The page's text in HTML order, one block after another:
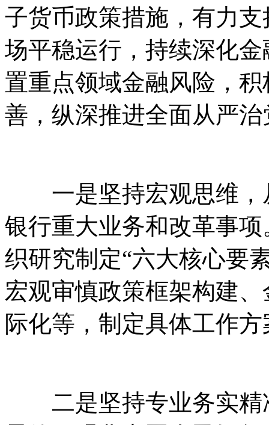
子货币政策措施，有力
场平稳运行，持续深化
置重点领域金融风险，
善，纵深推进全面从严
一是坚持宏观思维，
银行重大业务和改革事
织研究制定“六大核心要
宏观审慎政策框架构建
际化等，制定具体工作
二是坚持专业务实精